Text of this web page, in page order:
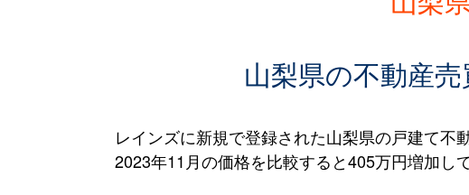
山梨県の不動産
レインズに新規で登録された山梨県の戸建て不
2023年11月の価格を比較すると405万円増加し